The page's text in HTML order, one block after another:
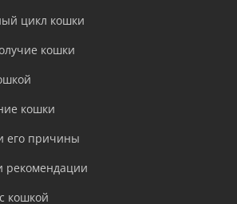
цикл кошки
кошки
кошки
его причины
рекомендации
кошкой